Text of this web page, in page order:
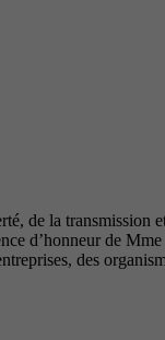
de la transmission
d’honneur de
des